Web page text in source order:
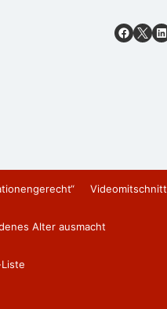
Videomitschnitt
Alter ausmacht